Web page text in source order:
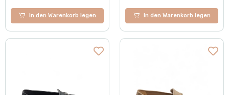
In den Warenkorb legen In den Warenkorb legen